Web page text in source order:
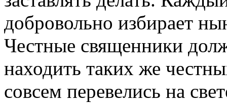
добровольно избирает
Честные священники
находить таких же
совсем перевелись на